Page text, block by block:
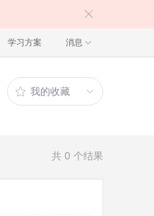
学习方案 消息
我的收藏
共 0 个结果